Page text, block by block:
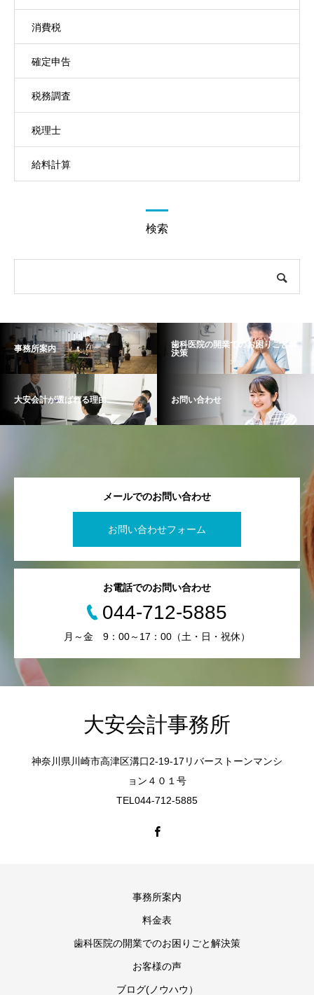
消費税
確定申告
税務調査
税理士
給料計算
検索
事務所案内
歯科医院の開業でのお困りごと解
決策
大安会計が選ばれる理由 お問い合わせ
メールでのお問い合わせ
お問い合わせフォーム
お電話でのお問い合わせ
044-712-5885
月～金 9：00～17：00（土・日・祝休）
大安会計事務所
神奈川県川崎市高津区溝口2-19-17リバーストーンマンシ
ョン４０１号
TEL044-712-5885
事務所案内
料金表
歯科医院の開業でのお困りごと解決策
お客様の声
ブログ(ノウハウ）